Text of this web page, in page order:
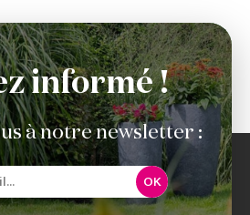
informé !
à notre newsletter :
OK